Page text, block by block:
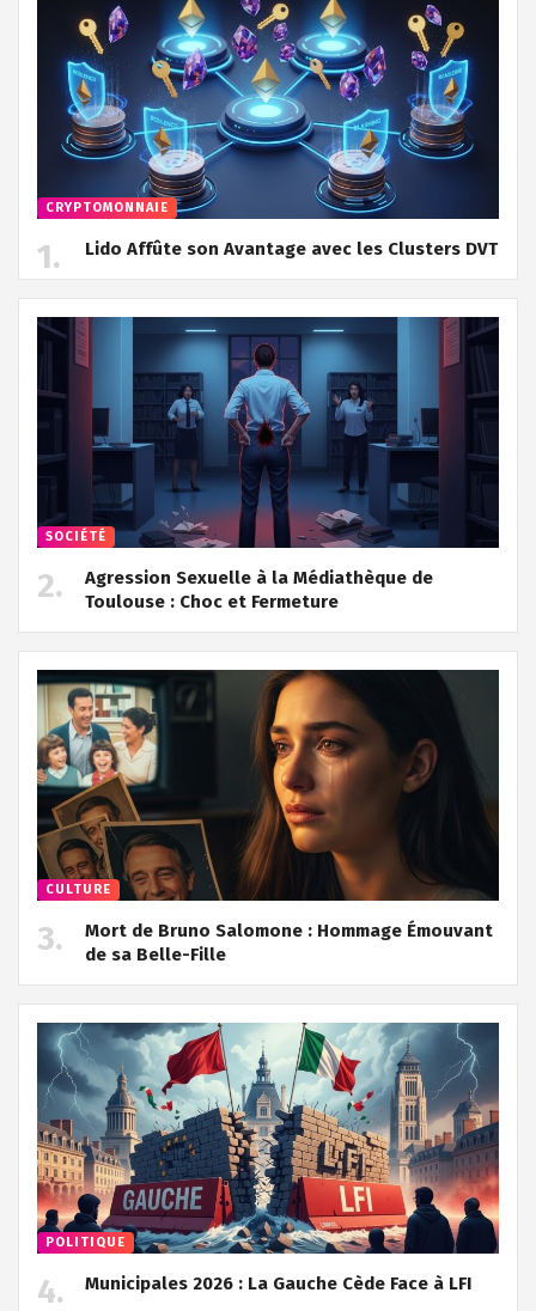
CRYPTOMONNAIE
Lido Affûte son Avantage avec les Clusters DVT
SOCIÉTÉ
Agression Sexuelle à la Médiathèque de
Toulouse : Choc et Fermeture
CULTURE
Mort de Bruno Salomone : Hommage Émouvant
de sa Belle-Fille
POLITIQUE
Municipales 2026 : La Gauche Cède Face à LFI